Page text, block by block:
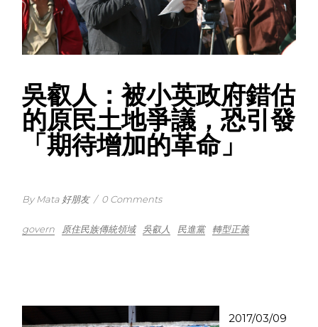
吳叡人：被小英政府錯估
的原民土地爭議，恐引發
「期待增加的革命」
By Mata 好朋友 / 0 Comments
govern 原住民族傳統領域 吳叡人 民進黨 轉型正義
2017/03/09